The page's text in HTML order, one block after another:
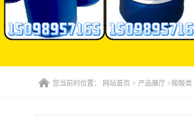
您当前的位置： 网站首页 > 产品展厅 >羧酸类